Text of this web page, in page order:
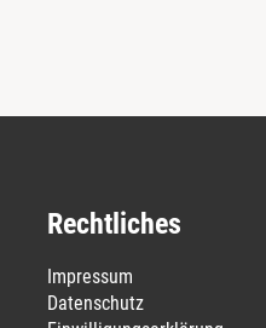
Rechtliches
Impressum
Datenschutz